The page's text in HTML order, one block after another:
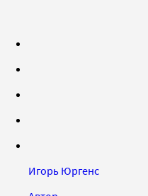
Игорь Юргенс